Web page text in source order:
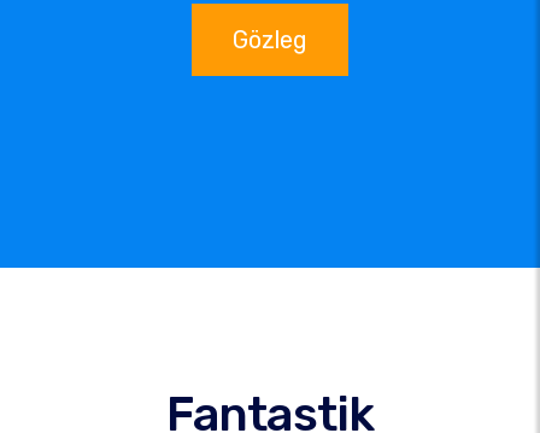
Gözleg
Fantastik